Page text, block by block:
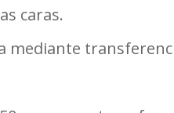
caras.
mediante